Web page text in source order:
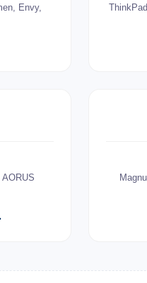
Envy,